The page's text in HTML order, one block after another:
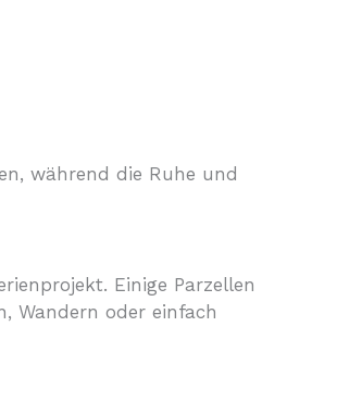
während die Ruhe und
Einige Parzellen
Wandern oder einfach